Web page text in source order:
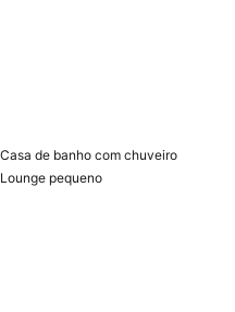
Casa de banho com chuveiro
Lounge pequeno